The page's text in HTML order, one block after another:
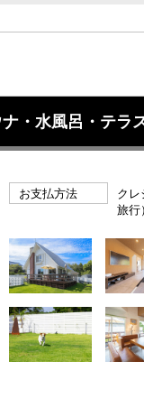
・水風呂・テラ
お支払方法
ク
旅行